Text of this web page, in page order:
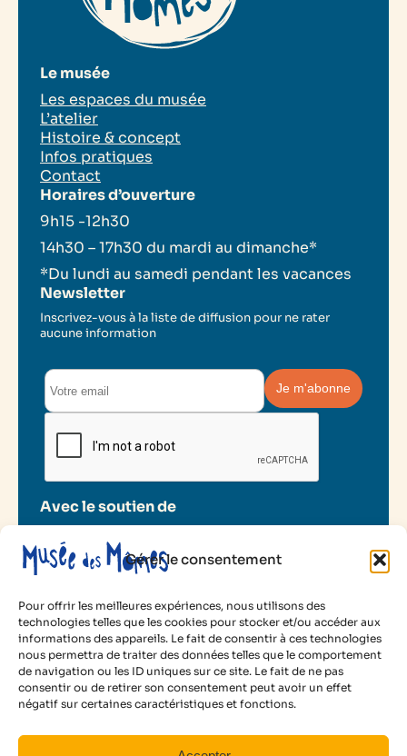
Gérer le consentement
Pour offrir les meilleures expériences, nous utilisons des
technologies telles que les cookies pour stocker et/ou accéder aux
informations des appareils. Le fait de consentir à ces technologies
nous permettra de traiter des données telles que le comportement
de navigation ou les ID uniques sur ce site. Le fait de ne pas
consentir ou de retirer son consentement peut avoir un effet
négatif sur certaines caractéristiques et fonctions.
Le musée
Les espaces du musée
L’atelier
Histoire & concept
Infos pratiques
Contact
Horaires d’ouverture
9h15 -12h30
14h30 – 17h30 du mardi au dimanche*
*Du lundi au samedi pendant les vacances
Newsletter
Inscrivez-vous à la liste de diffusion pour ne rater
aucune information
Avec le soutien de
2025 Musée des Mômes
Mentions légales
Politique de cookies
Conditions d’utilisation